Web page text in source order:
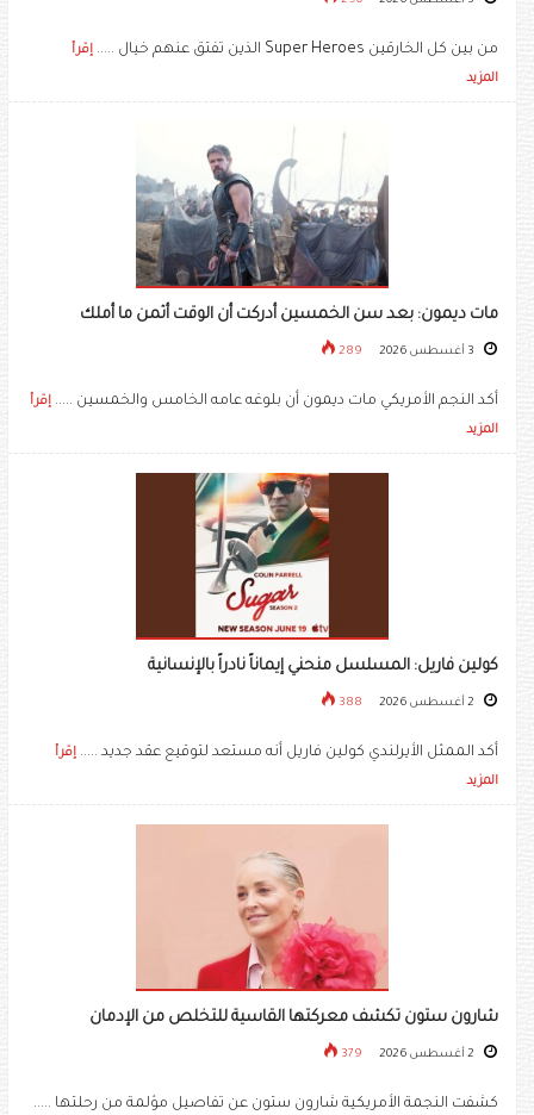
من بين كل الخارقين Super Heroes الذين تفتق عنهم خيال .....
إقرأ
المزيد
مات ديمون: بعد سن الخمسين أدركت أن الوقت أثمن ما أملك
289
أكد النجم الأمريكي مات ديمون أن بلوغه عامه الخامس والخمسين ..... إقرأ
المزيد
كولين فاريل: المسلسل منحني إيماناً نادراً بالإنسانية
388
أكد الممثل الأيرلندي كولين فاريل أنه مستعد لتوقيع عقد جديد ..... إقرأ
المزيد
شارون ستون تكشف معركتها القاسية للتخلص من الإدمان
379
كشفت النجمة الأمريكية شارون ستون عن تفاصيل مؤلمة من رحلتها .....